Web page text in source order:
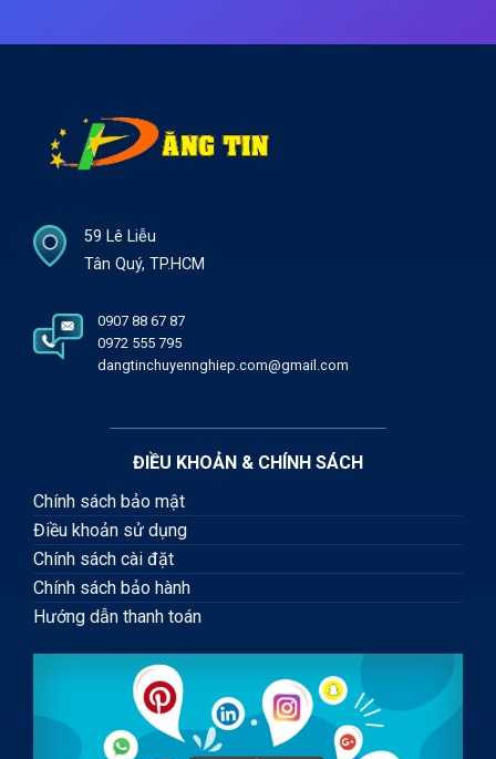
59 Lê Liễu
Tân Quý, TP.HCM
0907 88 67 87
0972 555 795
dangtinchuyennghiep.com@gmail.com
ĐIỀU KHOẢN & CHÍNH SÁCH
Chính sách bảo mật
Điều khoản sử dụng
Chính sách cài đặt
Chính sách bảo hành
Hướng dẫn thanh toán